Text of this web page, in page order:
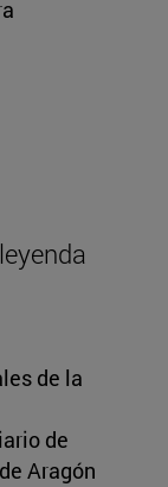
de la
de
Aragón